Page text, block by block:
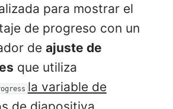
para mostrar el
de progreso con un
de ajuste de
que utiliza
la variable de